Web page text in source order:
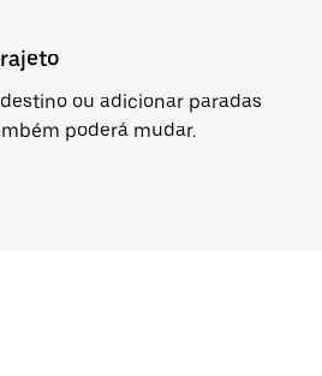
ou adicionar paradas
poderá mudar.